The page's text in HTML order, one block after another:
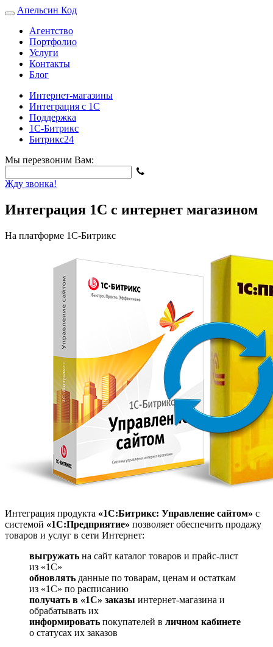
Апельсин Код
Агентство
Портфолио
Услуги
Контакты
Блог
Интернет-магазины
Интеграция с 1С
Поддержка
1С-Битрикс
Битрикс24
Мы перезвоним Вам:
Жду звонка!
Интеграция 1С с интернет магазином
На платформе 1С-Битрикс
Интеграция продукта «1С:Битрикс: Управление сайтом» с
системой «1С:Предприятие» позволяет обеспечить продажу
товаров и услуг в сети Интернет:
выгружать на сайт каталог товаров и прайс-лист
из «1С»
обновлять данные по товарам, ценам и остаткам
из «1С» по расписанию
получать в «1С» заказы интернет-магазина и
обрабатывать их
информировать покупателей в личном кабинете
о статусах их заказов